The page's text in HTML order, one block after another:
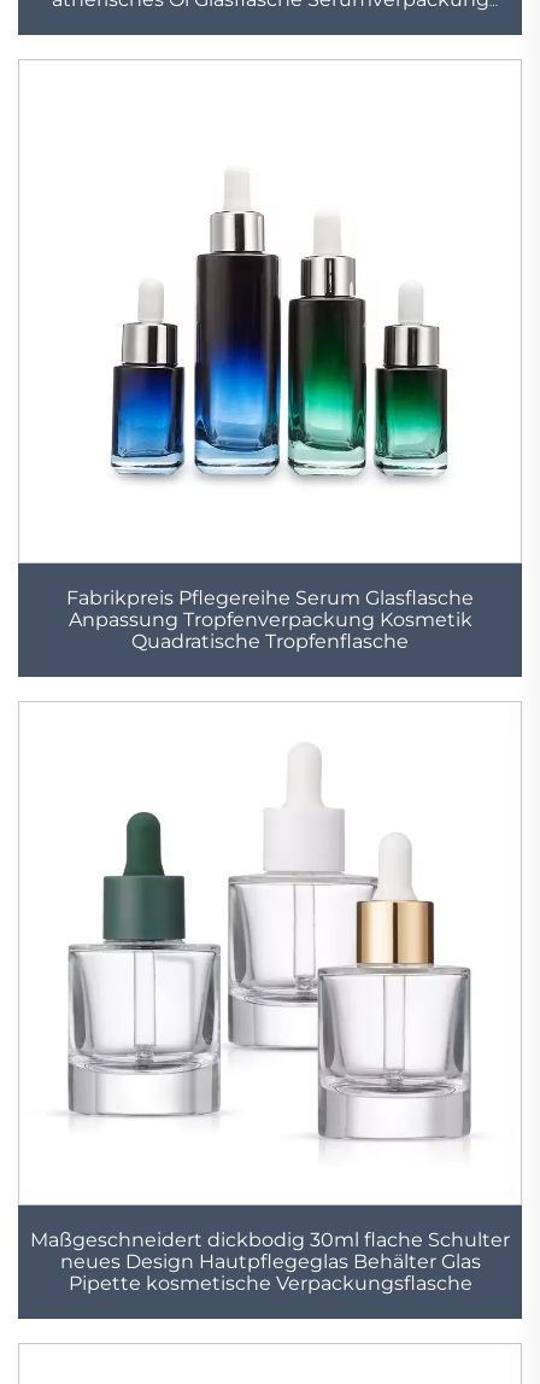
Fabrikpreis Pflegereihe Serum Glasflasche
Anpassung Tropfenverpackung Kosmetik
Quadratische Tropfenflasche
Maßgeschneidert dickbodig 30ml flache Schulter
neues Design Hautpflegeglas Behälter Glas
Pipette kosmetische Verpackungsflasche